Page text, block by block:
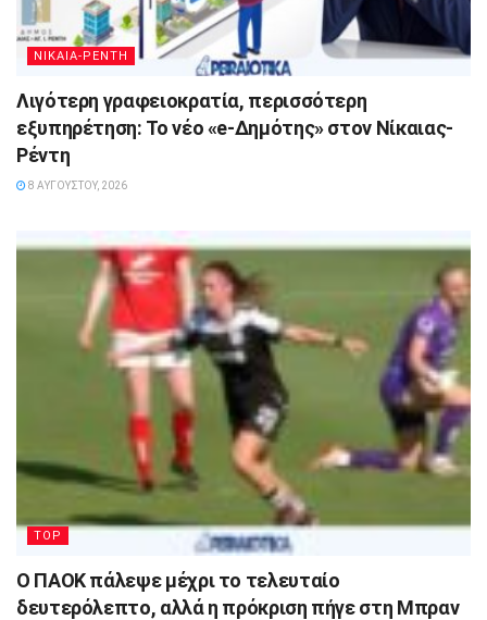
ΝΙΚΑΙΑ-ΡΕΝΤΗ
Λιγότερη γραφειοκρατία, περισσότερη
εξυπηρέτηση: Το νέο «e-Δημότης» στον Νίκαιας-
Ρέντη
8 ΑΥΓΟΎΣΤΟΥ, 2026
TOP
Ο ΠΑΟΚ πάλεψε μέχρι το τελευταίο
δευτερόλεπτο, αλλά η πρόκριση πήγε στη Μπραν